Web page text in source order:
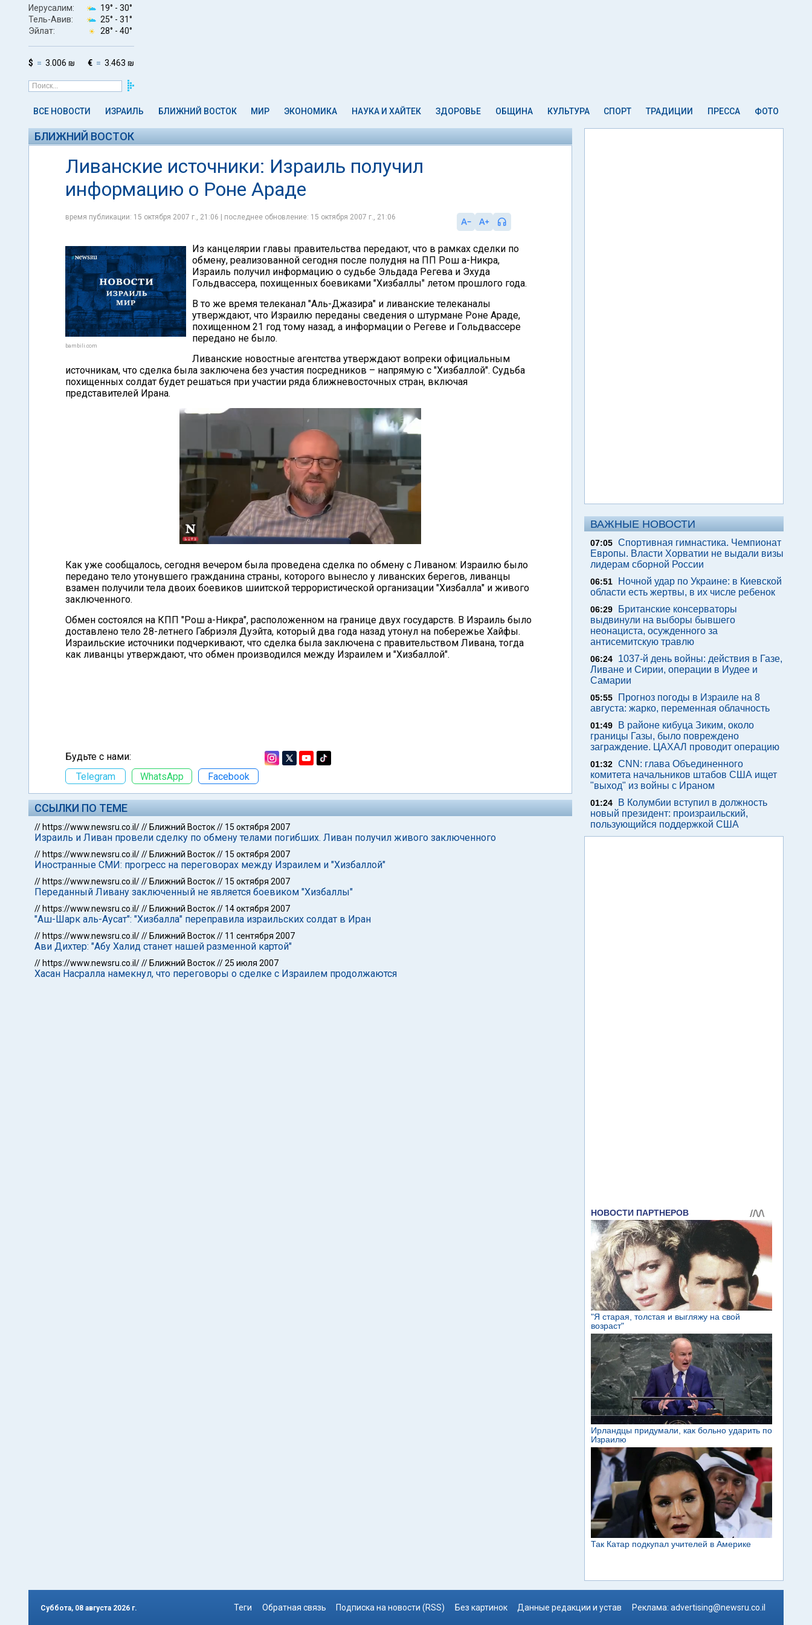
Иерусалим: 19° - 30°
Тель-Авив:
25° - 31°
Эйлат:
28° - 40°
$ 3.006 ₪ € 3.463 ₪
ВСЕ НОВОСТИ ИЗРАИЛЬ БЛИЖНИЙ ВОСТОК МИР ЭКОНОМИКА НАУКА И ХАЙТЕК ЗДОРОВЬЕ ОБЩИНА КУЛЬТУРА СПОРТ ТРАДИЦИИ ПРЕССА ФОТО
БЛИЖНИЙ ВОСТОК
Ливанские источники: Израиль получил
информацию о Роне Араде
время публикации: 15 октября 2007 г., 21:06 | последнее обновление: 15 октября 2007 г., 21:06
bambili.com
Из канцелярии главы правительства передают, что в рамках сделки по
обмену, реализованной сегодня после полудня на ПП Рош а-Никра,
Израиль получил информацию о судьбе Эльдада Регева и Эхуда
Гольдвассера, похищенных боевиками "Хизбаллы" летом прошлого года.
В то же время телеканал "Аль-Джазира" и ливанские телеканалы
утверждают, что Израилю переданы сведения о штурмане Роне Араде,
похищенном 21 год тому назад, а информации о Регеве и Гольдвассере
передано не было.
Ливанские новостные агентства утверждают вопреки официальным
источникам, что сделка была заключена без участия посредников – напрямую с "Хизбаллой". Судьба
похищенных солдат будет решаться при участии ряда ближневосточных стран, включая
представителей Ирана.
Как уже сообщалось, сегодня вечером была проведена сделка по обмену с Ливаном: Израилю было
передано тело утонувшего гражданина страны, которого вынесло у ливанских берегов, ливанцы
взамен получили тела двоих боевиков шиитской террористической организации "Хизбалла" и живого
заключенного.
Обмен состоялся на КПП "Рош а-Никра", расположенном на границе двух государств. В Израиль было
доставлено тело 28-летнего Габриэля Дуэйта, который два года назад утонул на побережье Хайфы.
Израильские источники подчеркивают, что сделка была заключена с правительством Ливана, тогда
как ливанцы утверждают, что обмен производился между Израилем и "Хизбаллой".
Будьте с нами:
Telegram
WhatsApp Facebook
ССЫЛКИ ПО ТЕМЕ
// https://www.newsru.co.il/// Ближний Восток// 15 октября 2007
Израиль и Ливан провели сделку по обмену телами погибших. Ливан получил живого заключенного
// https://www.newsru.co.il/// Ближний Восток// 15 октября 2007
Иностранные СМИ: прогресс на переговорах между Израилем и "Хизбаллой"
// https://www.newsru.co.il/// Ближний Восток// 15 октября 2007
Переданный Ливану заключенный не является боевиком "Хизбаллы"
// https://www.newsru.co.il/// Ближний Восток// 14 октября 2007
"Аш-Шарк аль-Аусат": "Хизбалла" переправила израильских солдат в Иран
// https://www.newsru.co.il/// Ближний Восток// 11 сентября 2007
Ави Дихтер: "Абу Халид станет нашей разменной картой"
// https://www.newsru.co.il/// Ближний Восток//25 июля 2007
Хасан Насралла намекнул, что переговоры о сделке с Израилем продолжаются
ВАЖНЫЕ НОВОСТИ
07:05 Спортивная гимнастика. Чемпионат
Европы. Власти Хорватии не выдали визы
лидерам сборной России
06:51
Ночной удар по Украине: в Киевской
области есть жертвы, в их числе ребенок
06:29
Британские консерваторы
выдвинули на выборы бывшего
неонациста, осужденного за
антисемитскую травлю
06:24
1037-й день войны: действия в Газе,
Ливане и Сирии, операции в Иудее и
Самарии
05:55
Прогноз погоды в Израиле на 8
августа: жарко, переменная облачность
01:49
В районе кибуца Зиким, около
границы Газы, было повреждено
заграждение. ЦАХАЛ проводит операцию
01:32 CNN: глава Объединенного
комитета начальников штабов США ищет
"выход" из войны с Ираном
01:24
В Колумбии вступил в должность
новый президент: произраильский,
пользующийся поддержкой США
Суббота, 08 августа 2026 г. Теги Обратная связь Подписка на новости (RSS) Без картинок Данные редакции и устав Реклама: advertising@newsru.co.il